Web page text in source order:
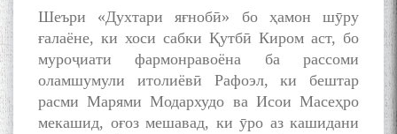
Шеъри «Духтари яғнобӣ» бо ҳамон шӯру
ғалаёне, ки хоси сабки Қутбӣ Киром аст, бо
муроҷиати фармонравоёна ба рассоми
оламшумули итолиёвӣ Рафоэл, ки бештар
расми Марями Модархудо ва Исои Масеҳро
мекашид, оғоз мешавад, ки ӯро аз кашидани